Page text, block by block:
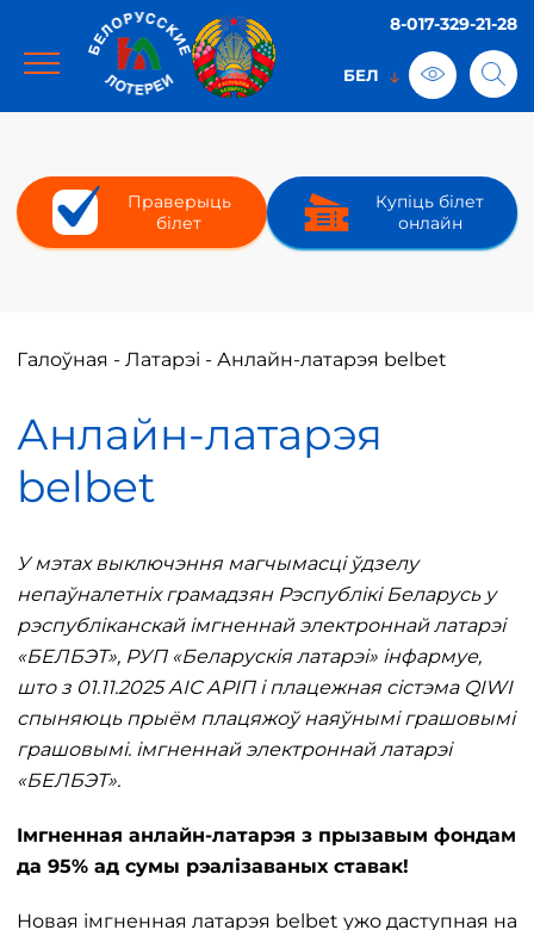
8-017-329-21-28
Праверыць
білет
Купіць білет
онлайн
Галоўная - Латарэі - Анлайн-латарэя belbet
Анлайн-латарэя
belbet
У мэтах выключэння магчымасці ўдзелу
непаўналетніх грамадзян Рэспублікі Беларусь у
рэспубліканскай імгненнай электроннай латарэі
«БЕЛБЭТ», РУП «Беларускія латарэі» інфармуе,
што з 01.11.2025 АІС АРІП і плацежная сістэма QIWI
спыняюць прыём плацяжоў наяўнымі грашовымі
грашовымі. імгненнай электроннай латарэі
«БЕЛБЭТ».
Імгненная анлайн-латарэя з прызавым фондам
да 95% ад сумы рэалізаваных ставак!
Новая імгненная латарэя belbet ужо даступная на